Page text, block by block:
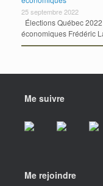
25 septembre 2022
Élections Québec
économiques Frédéric
Me suivre
Me rejoindre